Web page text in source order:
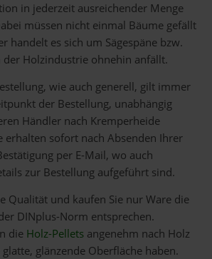
in jederzeit ausreichender Menge
müssen nicht einmal Bäume gefällt
handelt es sich um Sägespäne bzw.
der Holzindustrie ohnehin anfällt.
wie auch generell, gilt immer
der Bestellung, unabhängig
Händler nach Kremperheide
erhalten sofort nach Absenden Ihrer
per E-Mail, wo auch
zur Bestellung aufgeführt sind.
Qualität und kaufen Sie nur Ware die
DINplus-Norm entsprechen.
die Holz-Pellets angenehm nach Holz
glänzende Oberfläche haben.